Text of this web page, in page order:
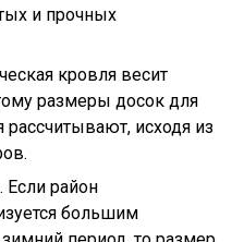
и прочных
кровля весит
размеры досок для
рассчитывают, исходя из
Если район
большим